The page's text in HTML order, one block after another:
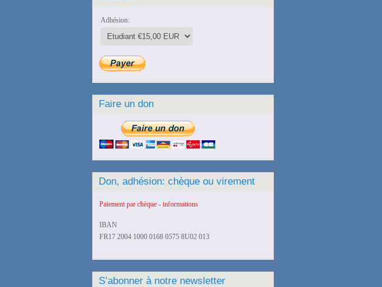
Adhésion:
Faire un don
Don, adhésion: chèque ou virement
Paiement par chèque - informations
IBAN
FR17 2004 1000 0168 0575 8U02 013
S’abonner à notre newsletter